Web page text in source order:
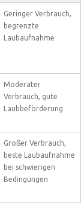
Geringer Verbrauch,
begrenzte
Laubaufnahme
Moderater
Verbrauch, gute
Laubbeförderung
Großer Verbrauch,
beste Laubaufnahme
bei schwierigen
Bedingungen